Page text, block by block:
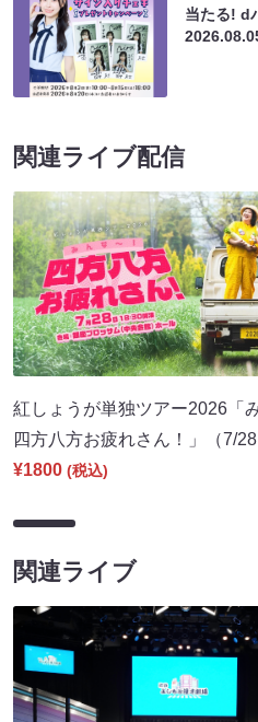
当たる! d
関連ライブ配信
紅しょうが単独ツアー2026「
四方八方お疲れさん！」（7/
¥1800 (税込)
関連ライブ